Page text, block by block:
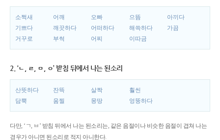
소쩍새 어깨 오빠 으뜸
아끼다
기쁘다
깨끗하다 어떠하다 해쓱하다
가끔
거꾸로
부썩 어찌 이따금
2. ‘ㄴ, ㄹ, ㅁ, ㅇ’ 받침 뒤에서 나는 된소리
산뜻하다 잔뜩 살짝
훨씬
담뿍
움찔 몽땅 엉뚱하다
다만, ‘ㄱ, ㅂ’ 받침 뒤에서 나는 된소리는, 같은 음절이나 비슷한 음절이 겹쳐 나는
경우가 아니면 된소리로 적지 아니한다.